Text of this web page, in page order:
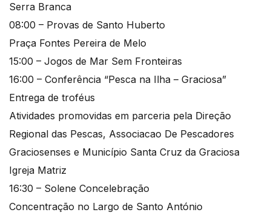
Serra Branca
08:00 – Provas de Santo Huberto
Praça Fontes Pereira de Melo
15:00 – Jogos de Mar Sem Fronteiras
16:00 – Conferência “Pesca na Ilha – Graciosa”
Entrega de troféus
Atividades promovidas em parceria pela Direção
Regional das Pescas, Associacao De Pescadores
Graciosenses e Município Santa Cruz da Graciosa
Igreja Matriz
16:30 – Solene Concelebração
Concentração no Largo de Santo António